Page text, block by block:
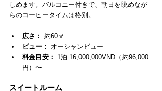
しめます。バルコニー付きで、朝日を眺めなが
らのコーヒータイムは格別。
広さ： 約60㎡
ビュー：
オーシャンビュー
料金目安：
1泊 16,000,000VND（約96,000
円）〜
スイートルーム